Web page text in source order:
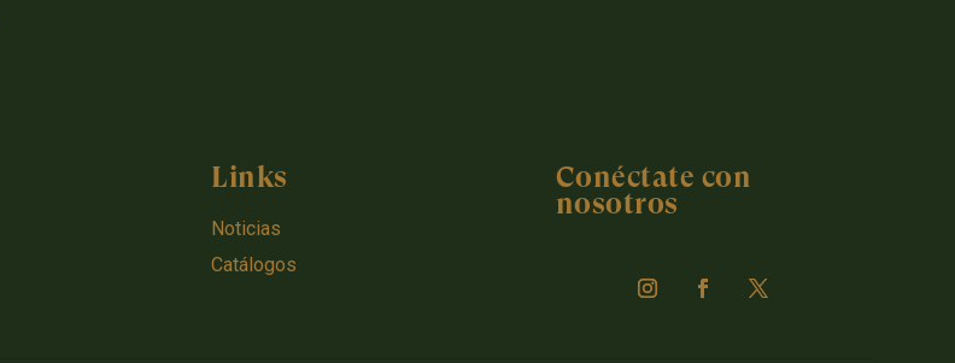
Links
Noticias
Catálogos
Conéctate con
nosotros